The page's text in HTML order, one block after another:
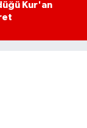
Kur'an